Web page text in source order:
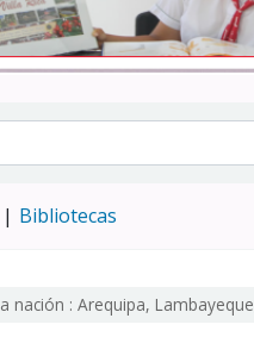
Bibliotecas
nación : Arequipa,